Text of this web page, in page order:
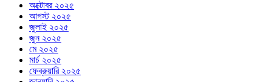
অক্টোবর ২০২৫
আগস্ট ২০২৫
জুলাই ২০২৫
জুন ২০২৫
মে ২০২৫
মার্চ ২০২৫
ফেব্রুয়ারি ২০২৫